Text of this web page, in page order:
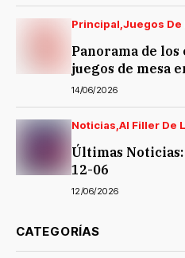
Principal Juegos De
Panorama de los
juegos de mesa
14/06/2026
Noticias Al Filler De
Últimas
12-06
12/06/2026
CATEGORÍAS